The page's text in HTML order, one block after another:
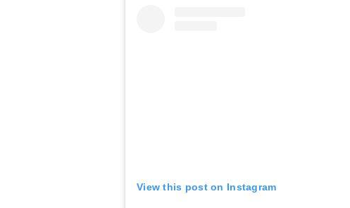
View this post on Instagram